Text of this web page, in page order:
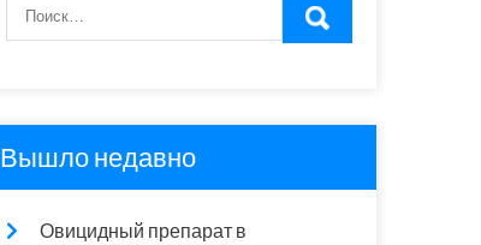
Вышло недавно
Овицидный препарат в